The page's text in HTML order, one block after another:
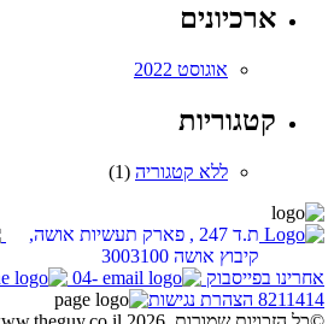
ארכיונים
אוגוסט 2022
קטגוריות
ללא קטגוריה (1)
ת.ד 247 , פארק תעשיות אושה,
קיבוץ אושה 3003100
אחרינו בפייסבוק
04-
8211414 הצהרת נגישות